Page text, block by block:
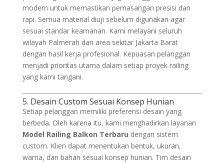
modern untuk memastikan pemasangan presisi dan
rapi. Semua material diuji sebelum digunakan agar
sesuai standar keamanan. Kami melayani seluruh
wilayah Palmerah dan area sekitar Jakarta Barat
dengan hasil kerja profesional. Kepuasan pelanggan
menjadi prioritas utama dalam setiap proyek railing
yang kami tangani.
5. Desain Custom Sesuai Konsep Hunian
Setiap pelanggan memiliki preferensi desain yang
berbeda. Oleh karena itu, kami menghadirkan layanan
Model Railing Balkon Terbaru dengan sistem
custom. Klien dapat menentukan bentuk, ukuran,
warna, dan bahan sesuai konsep hunian. Tim desain